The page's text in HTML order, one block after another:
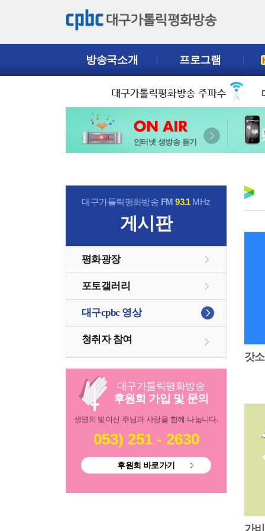
방송국소개 프로그램
인터넷 생방송 듣기
대구가톨릭평화방송 FM93.1MHz
게시판
평화광장
포토갤러리
대구cpbc 영상
청취자 참여
대구가톨릭평화방송
후원회 가입 및 문의
생명의 빛이신 주님과 사랑을 함께 나눕니다.
053) 251 - 2630
후원회 바로가기
갓